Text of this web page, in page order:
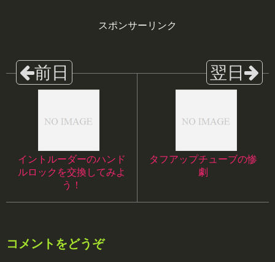
スポンサーリンク
イントルーダーのハンド
ルロックを交換してみよ
う！
タフアップチューブの惨
劇
コメントをどうぞ